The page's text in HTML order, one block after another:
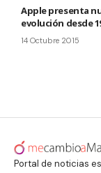
Apple presenta
evolución desde
14 Octubre 2015
Portal de noticias